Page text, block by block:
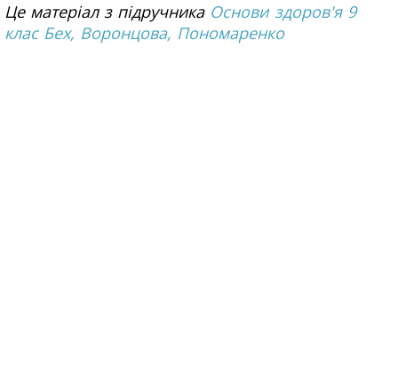
Це матеріал з підручника Основи здоров'я 9
клас Бех, Воронцова, Пономаренко